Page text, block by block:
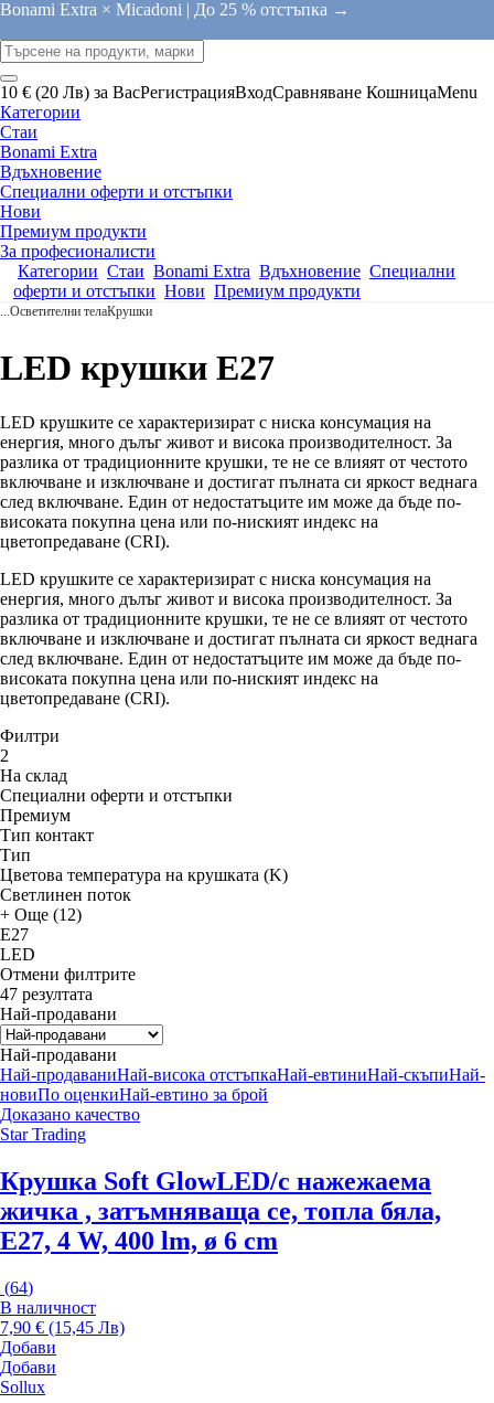
Bonami Extra × Micadoni | До 25 % отстъпка →
10 € (20 Лв) за ВасРегистрацияВходСравняване КошницаMenu
Категории
Стаи
Bonami Extra
Вдъхновение
Специални оферти и отстъпки
Нови
Премиум продукти
За професионалисти
Категории Стаи Bonami Extra Вдъхновение Специални
оферти и отстъпки Нови Премиум продукти
...Осветителни телаКрушки
LED крушки E27
LED крушките се характеризират с ниска консумация на
енергия, много дълъг живот и висока производителност. За
разлика от традиционните крушки, те не се влияят от честото
включване и изключване и достигат пълната си яркост веднага
след включване. Един от недостатъците им може да бъде по-
високата покупна цена или по-ниският индекс на
цветопредаване (CRI).
LED крушките се характеризират с ниска консумация на
енергия, много дълъг живот и висока производителност. За
разлика от традиционните крушки, те не се влияят от честото
включване и изключване и достигат пълната си яркост веднага
след включване. Един от недостатъците им може да бъде по-
високата покупна цена или по-ниският индекс на
цветопредаване (CRI).
Филтри
2
На склад
Специални оферти и отстъпки
Премиум
Тип контакт
Тип
Цветова температура на крушката (K)
Светлинен поток
+ Още (12)
E27
LED
Отмени филтрите
47 резултата
Най-продавани
Най-продавани
Най-продаваниНай-висока отстъпкаНай-евтиниНай-скъпиНай-
новиПо оценкиНай-евтино за брой
Доказано качество
Star Trading
Крушка Soft GlowLED/с нажежаема
жичка , затъмняваща се, топла бяла,
E27, 4 W, 400 lm, ø 6 cm
(64)
В наличност
7,90 € (15,45 Лв)
Добави
Добави
Sollux